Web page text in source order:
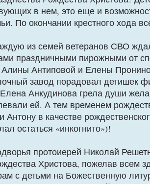
в нем, это еще и
По окончании крестного хода
из семей ветеранов СВО
праздничными пирожными от
Антиповой и Елены
завод порадовал
Анкудинова грела души
ей. А тем временем
Антону в качестве
остаться «инкогнито»)!
протоиерей Николай
Христова, пожелав всем
с детьми на Божественную